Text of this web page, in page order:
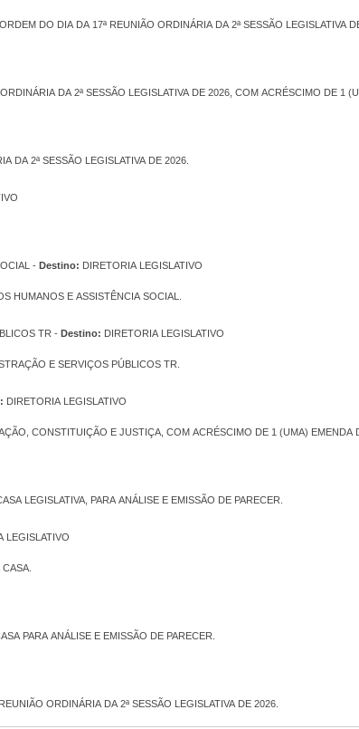
DO DIA DA 17ª REUNIÃO ORDINÁRIA DA 2ª SESSÃO LEGISLATIVA
DA 2ª SESSÃO LEGISLATIVA DE 2026, COM ACRÉSCIMO DE 1
DA 2ª SESSÃO LEGISLATIVA DE 2026.
COMISSÃO PERMAN. DE DIREITOS HUMANOS E ASSISTÊNCIA SOCIAL - Destino: DIRETORIA LEGISLATIVO
HUMANOS E ASSISTÊNCIA SOCIAL.
COMISSÃO PERMANENTE DE ADMINISTRAÇÃO E SERVIÇOS PÚBLICOS TR - Destino: DIRETORIA LEGISLATIVO
E SERVIÇOS PÚBLICOS TR.
DIRETORIA LEGISLATIVO
CONSTITUIÇÃO E JUSTIÇA, COM ACRÉSCIMO DE 1 (UMA) EMENDA
LEGISLATIVA, PARA ANÁLISE E EMISSÃO DE PARECER.
LEGISLATIVO
PARA ANÁLISE E EMISSÃO DE PARECER.
ORDINÁRIA DA 2ª SESSÃO LEGISLATIVA DE 2026.